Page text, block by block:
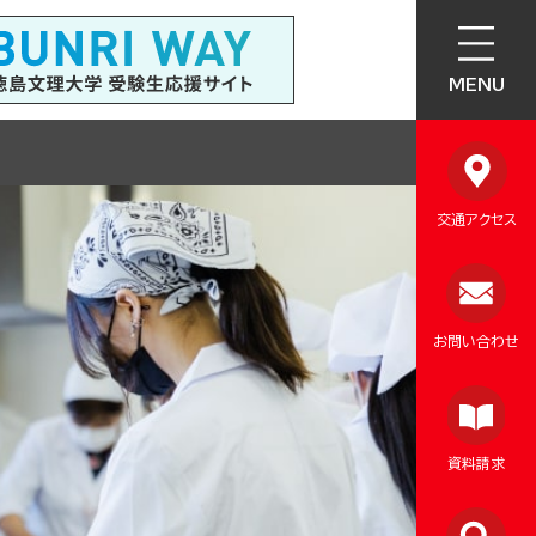
MENU
交通アクセス
お問い合わせ
資料請求